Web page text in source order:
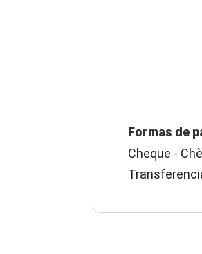
Formas de
Cheque -